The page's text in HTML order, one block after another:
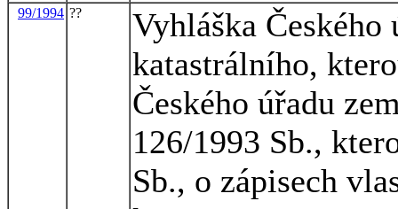
99/1994 ??
Vyhláška Českého
katastrálního,
Českého úřadu
126/1993 Sb.,
Sb., o zápisech